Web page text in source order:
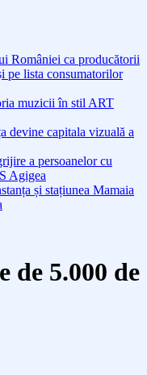
României ca producătorii
pe lista consumatorilor
muzicii în stil ART
devine capitala vizuală a
a persoanelor cu
Agigea
și stațiunea Mamaia
de 5.000 de